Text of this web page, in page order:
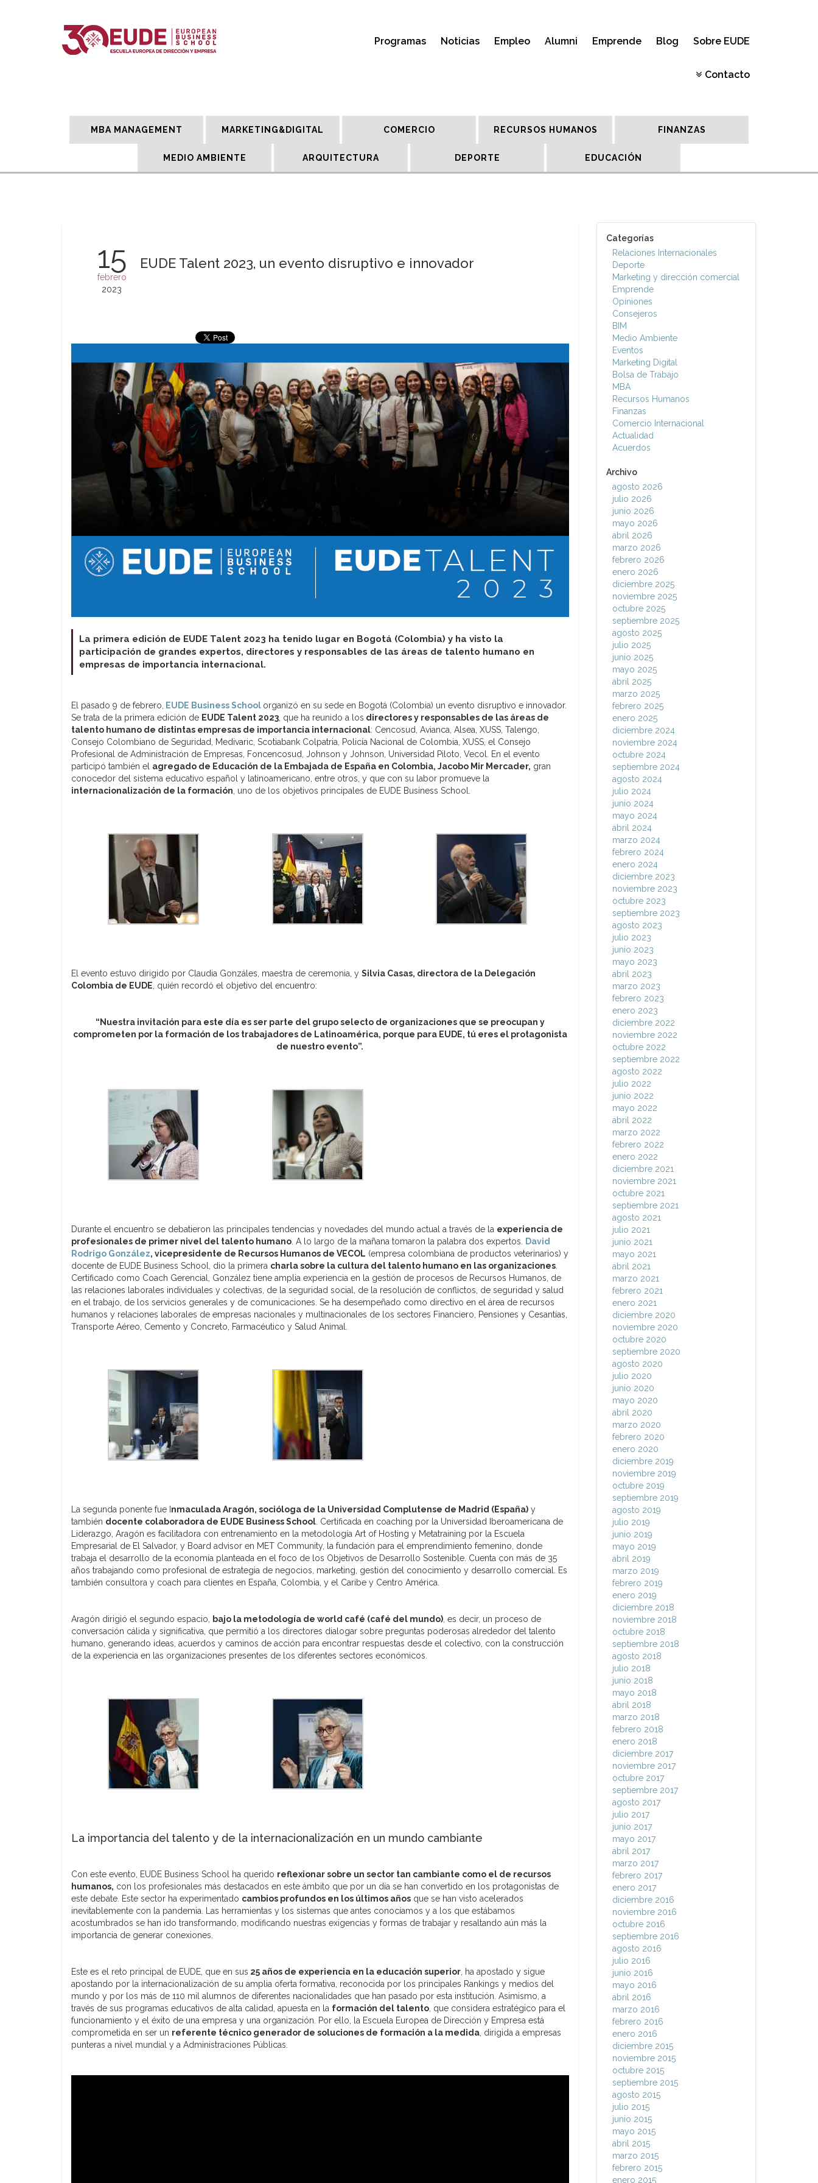
Programas Noticias Empleo Alumni Emprende Blog Sobre EUDE
Contacto
MBA MANAGEMENT MARKETING&DIGITAL COMERCIO RECURSOS HUMANOS FINANZAS
MEDIO AMBIENTE ARQUITECTURA DEPORTE EDUCACIÓN
15
febrero
2023
EUDE Talent 2023, un evento disruptivo e innovador
La primera edición de EUDE Talent 2023 ha tenido lugar en Bogotá (Colombia) y ha visto la
participación de grandes expertos, directores y responsables de las áreas de talento humano en
empresas de importancia internacional.
El pasado 9 de febrero, EUDE Business School organizó en su sede en Bogotá (Colombia) un evento disruptivo e innovador.
Se trata de la primera edición de EUDE Talent 2023 , que ha reunido a los directores y responsables de las áreas de
talento humano de distintas empresas de importancia internacional: Cencosud, Avianca, Alsea, XUSS, Talengo,
Consejo Colombiano de Seguridad, Medivaric, Scotiabank Colpatria, Policía Nacional de Colombia, XUSS, el Consejo
Profesional de Administración de Empresas, Foncencosud, Johnson y Johnson, Universidad Piloto, Vecol. En el evento
participó también el agregado de Educación de la Embajada de España en Colombia, Jacobo Mir Mercader, gran
conocedor del sistema educativo español y latinoamericano, entre otros, y que con su labor promueve la
internacionalización de la formación , uno de los objetivos principales de EUDE Business School.
El evento estuvo dirigido por Claudia Gonzáles, maestra de ceremonia, y Silvia Casas, directora de la Delegación
Colombia de EUDE , quién recordó el objetivo del encuentro:
“Nuestra invitación para este día es ser parte del grupo selecto de organizaciones que se preocupan y
comprometen por la formación de los trabajadores de Latinoamérica, porque para EUDE, tú eres el protagonista
de nuestro evento”.
Durante el encuentro se debatieron las principales tendencias y novedades del mundo actual a través de la experiencia de
profesionales de primer nivel del talento humano . A lo largo de la mañana tomaron la palabra dos expertos.
David
Rodrigo González, vicepresidente de Recursos Humanos de VECOL (empresa colombiana de productos veterinarios) y
docente de EUDE Business School, dio la primera charla sobre la cultura del talento humano en las organizaciones
Certificado como Coach Gerencial, González tiene amplia experiencia en la gestión de procesos de Recursos Humanos, de
las relaciones laborales individuales y colectivas, de la seguridad social, de la resolución de conflictos, de seguridad y salud
en el trabajo, de los servicios generales y de comunicaciones. Se ha desempeñado como directivo en el área de recursos
humanos y relaciones laborales de empresas nacionales y multinacionales de los sectores Financiero, Pensiones y Cesantías,
Transporte Aéreo, Cemento y Concreto, Farmacéutico y Salud Animal.
La segunda ponente fue I nmaculada Aragón, socióloga de la Universidad Complutense de Madrid (España) y
también docente colaboradora de EUDE Business School . Certificada en coaching por la Universidad Iberoamericana de
Liderazgo, Aragón es facilitadora con entrenamiento en la metodología Art of Hosting y Metatraining por la Escuela
Empresarial de El Salvador, y Board advisor en MET Community, la fundación para el emprendimiento femenino, donde
trabaja el desarrollo de la economía planteada en el foco de los Objetivos de Desarrollo Sostenible. Cuenta con más de 35
años trabajando como profesional de estrategia de negocios, marketing, gestión del conocimiento y desarrollo comercial. Es
también consultora y coach para clientes en España, Colombia, y el Caribe y Centro América.
Aragón dirigió el segundo espacio, bajo la metodología de world café (café del mundo) , es decir, un proceso de
conversación cálida y significativa, que permitió a los directores dialogar sobre preguntas poderosas alrededor del talento
humano, generando ideas, acuerdos y caminos de acción para encontrar respuestas desde el colectivo, con la construcción
de la experiencia en las organizaciones presentes de los diferentes sectores económicos.
La importancia del talento y de la internacionalización en un mundo cambiante
Con este evento, EUDE Business School ha querido reflexionar sobre un sector tan cambiante como el de recursos
humanos, con los profesionales más destacados en este ámbito que por un día se han convertido en los protagonistas de
este debate. Este sector ha experimentado cambios profundos en los últimos años que se han visto acelerados
inevitablemente con la pandemia. Las herramientas y los sistemas que antes conocíamos y a los que estábamos
acostumbrados se han ido transformando, modificando nuestras exigencias y formas de trabajar y resaltando aún más la
importancia de generar conexiones.
Este es el reto principal de EUDE, que en sus 25 años de experiencia en la educación superior , ha apostado y sigue
apostando por la internacionalización de su amplia oferta formativa, reconocida por los principales Rankings y medios del
mundo y por los más de 110 mil alumnos de diferentes nacionalidades que han pasado por esta institución. Asimismo, a
través de sus programas educativos de alta calidad, apuesta en la formación del talento , que considera estratégico para el
funcionamiento y el éxito de una empresa y una organización. Por ello, la Escuela Europea de Dirección y Empresa está
comprometida en ser un referente técnico generador de soluciones de formación a la medida , dirigida a empresas
punteras a nivel mundial y a Administraciones Públicas.
Categorías
Relaciones Internacionales
Deporte
Marketing y dirección comercial
Emprende
Opiniones
Consejeros
BIM
Medio Ambiente
Eventos
Marketing Digital
Bolsa de Trabajo
MBA
Recursos Humanos
Finanzas
Comercio Internacional
Actualidad
Acuerdos
Archivo
agosto 2026
julio 2026
junio 2026
mayo 2026
abril 2026
marzo 2026
febrero 2026
enero 2026
diciembre 2025
noviembre 2025
octubre 2025
septiembre 2025
agosto 2025
julio 2025
junio 2025
mayo 2025
abril 2025
marzo 2025
febrero 2025
enero 2025
diciembre 2024
noviembre 2024
octubre 2024
septiembre 2024
agosto 2024
julio 2024
junio 2024
mayo 2024
abril 2024
marzo 2024
febrero 2024
enero 2024
diciembre 2023
noviembre 2023
octubre 2023
septiembre 2023
agosto 2023
julio 2023
junio 2023
mayo 2023
abril 2023
marzo 2023
febrero 2023
enero 2023
diciembre 2022
noviembre 2022
octubre 2022
septiembre 2022
agosto 2022
julio 2022
junio 2022
mayo 2022
abril 2022
marzo 2022
febrero 2022
enero 2022
diciembre 2021
noviembre 2021
octubre 2021
septiembre 2021
agosto 2021
julio 2021
junio 2021
mayo 2021
abril 2021
marzo 2021
febrero 2021
enero 2021
diciembre 2020
noviembre 2020
octubre 2020
septiembre 2020
agosto 2020
julio 2020
junio 2020
mayo 2020
abril 2020
marzo 2020
febrero 2020
enero 2020
diciembre 2019
noviembre 2019
octubre 2019
septiembre 2019
agosto 2019
julio 2019
junio 2019
mayo 2019
abril 2019
marzo 2019
febrero 2019
enero 2019
diciembre 2018
noviembre 2018
octubre 2018
septiembre 2018
agosto 2018
julio 2018
junio 2018
mayo 2018
abril 2018
marzo 2018
febrero 2018
enero 2018
diciembre 2017
noviembre 2017
octubre 2017
septiembre 2017
agosto 2017
julio 2017
junio 2017
mayo 2017
abril 2017
marzo 2017
febrero 2017
enero 2017
diciembre 2016
noviembre 2016
octubre 2016
septiembre 2016
agosto 2016
julio 2016
junio 2016
mayo 2016
abril 2016
marzo 2016
febrero 2016
enero 2016
diciembre 2015
noviembre 2015
octubre 2015
septiembre 2015
agosto 2015
julio 2015
junio 2015
mayo 2015
abril 2015
marzo 2015
febrero 2015
enero 2015